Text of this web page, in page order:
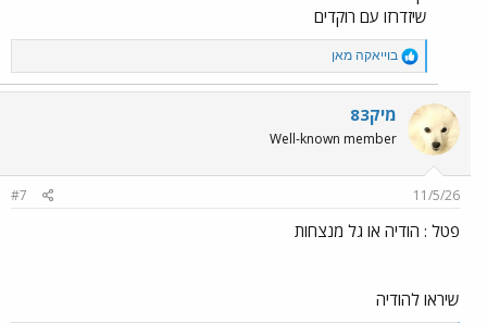
שיזדרזו עם רוקדים
R
e
a
c
i
n
בוייאקה מאן
מיק83
Well-known member
11/5/26
#7
פטל : הודיה או גל מנצחות
שיראו להודיה